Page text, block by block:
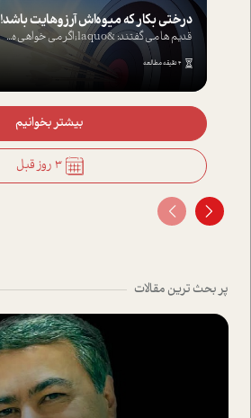
درختی بکار که میوه‌اش آرزوهایت باشد!
قدیم ها می گفتند: &laquo;اگر می خواهی ه...
4 دقیقه مطالعه
بیشتر بخوانیم
3 روز قبل
پر بحث ترین مقالات